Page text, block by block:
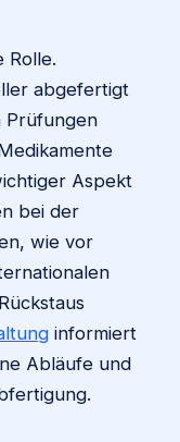
Rolle.
abgefertigt
Prüfungen
Aspekt
bei der
wie vor
informiert
Abläufe und